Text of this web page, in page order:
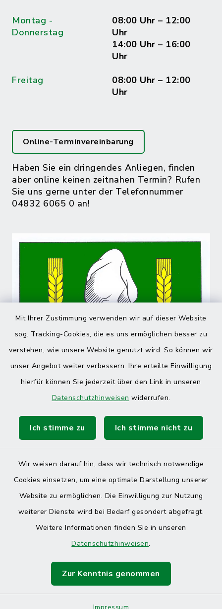
Mit Ihrer Zustimmung verwenden wir auf dieser Website
sog. Tracking-Cookies, die es uns ermöglichen besser zu
verstehen, wie unsere Website genutzt wird. So können wir
unser Angebot weiter verbessern. Ihre erteilte Einwilligung
hierfür können Sie jederzeit über den Link in unseren
Datenschutzhinweisen widerrufen.
Ich stimme zu Ich stimme nicht zu
Wir weisen darauf hin, dass wir technisch notwendige
Cookies einsetzen, um eine optimale Darstellung unserer
Website zu ermöglichen. Die Einwilligung zur Nutzung
weiterer Dienste wird bei Bedarf gesondert abgefragt.
Weitere Informationen finden Sie in unseren
Datenschutzhinweisen.
Zur Kenntnis genommen
Montag -
Donnerstag
08:00 Uhr – 12:00
Uhr
14:00 Uhr – 16:00
Uhr
Freitag
08:00 Uhr – 12:00
Uhr
Online-Terminvereinbarung
Haben Sie ein dringendes Anliegen, finden
aber online keinen zeitnahen Termin? Rufen
Sie uns gerne unter der Telefonnummer
04832 6065 0 an!
Barrierefreiheit